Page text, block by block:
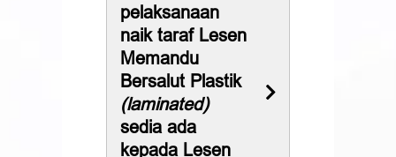
pelaksanaan
naik taraf Lesen
Memandu
Bersalut Plastik
(laminated)
sedia ada
kepada Lesen